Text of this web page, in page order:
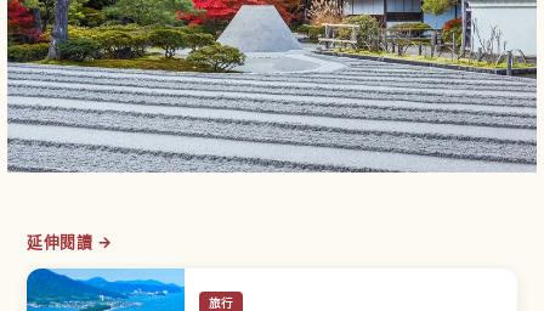
延伸閱讀 →
旅行